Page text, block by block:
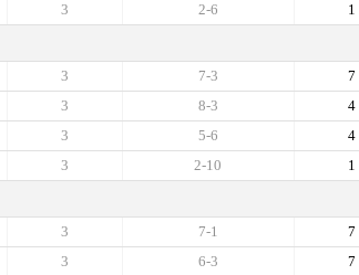
1
2-6
3
7
7-3
3
4
8-3
3
4
5-6
3
1
2-10
3
7
7-1
3
7
6-3
3